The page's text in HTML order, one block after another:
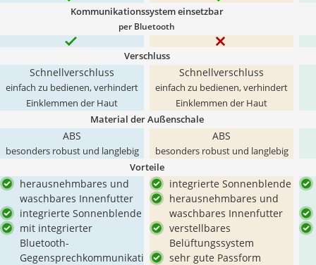
Kommunikationssystem einsetzbar
per Bluetooth
Verschluss
Schnellverschluss
einfach zu bedienen, verhindert
Einklemmen der Haut
Schnellverschluss
einfach zu bedienen, verhindert
Einklemmen der Haut
Material der Außenschale
ABS
besonders robust und langlebig
ABS
besonders robust und langlebig
Vorteile
herausnehmbares und
waschbares Innenfutter
integrierte Sonnenblende
mit integrierter
Bluetooth-
Gegensprechkommunikati
integrierte Sonnenblende
herausnehmbares und
waschbares Innenfutter
verstellbares
Belüftungssystem
sehr gute Passform